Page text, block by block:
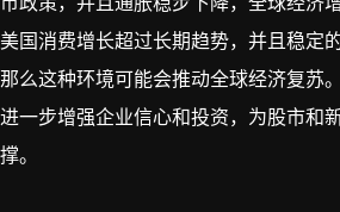
美国消费增长超过长期趋势，并且稳定
那么这种环境可能会推动全球经济复苏
进一步增强企业信心和投资，为股市和
撑。